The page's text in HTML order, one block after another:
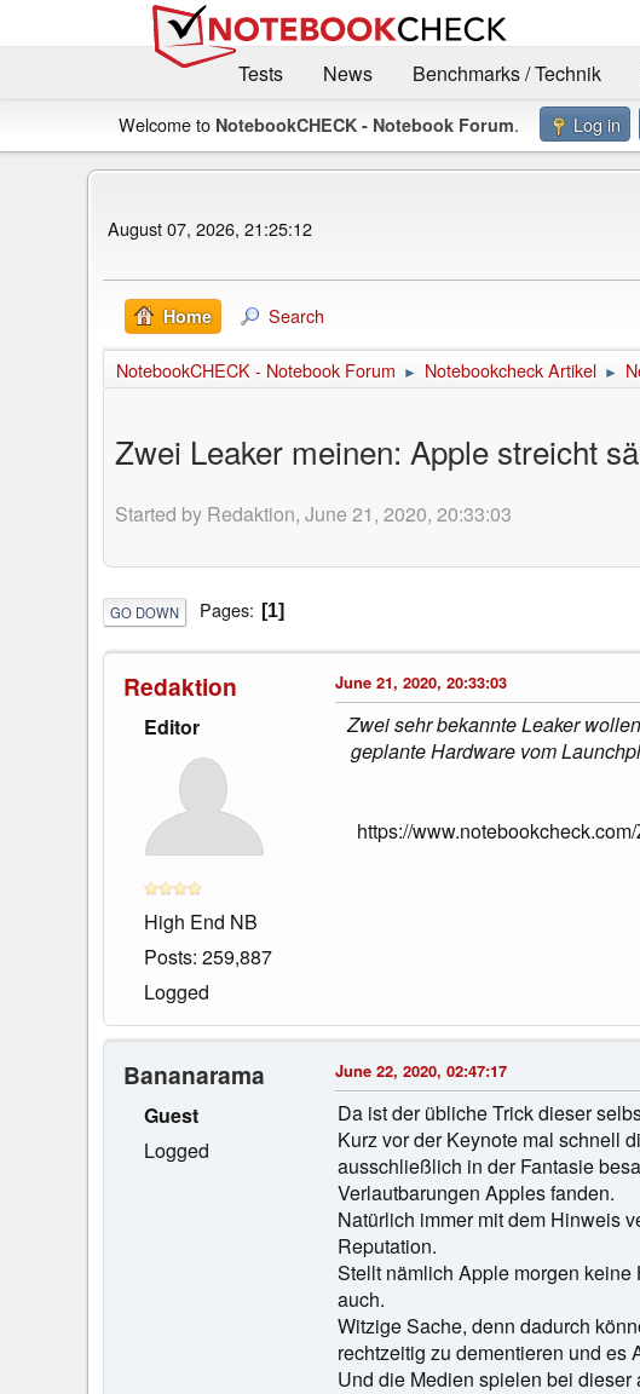
Tests
News Benchmarks / Technik
Welcome to NotebookCHECK - Notebook Forum. Log in
August 07, 2026, 21:25:12
Home Search
NotebookCHECK - Notebook Forum ► Notebookcheck Artikel ►
Zwei Leaker meinen: Apple streicht
Started by Redaktion, June 21, 2020, 20:33:03
GO DOWN Pages 1
Redaktion
Editor
High End NB
Posts: 259,887
Logged
June 21, 2020, 20:33:03
Zwei sehr bekannte Leaker
geplante Hardware vom
https://
Bananarama
Guest
Logged
June 22, 2020, 02:47:17
Da ist der übliche Trick dieser
Kurz vor der Keynote mal schnell
ausschließlich in der Fantasie
Verlautbarungen Apples fanden.
Natürlich immer mit dem Hinweis
Reputation.
Stellt nämlich Apple morgen
auch.
Witzige Sache, denn dadurch
rechtzeitig zu dementieren und es
Und die Medien spielen bei